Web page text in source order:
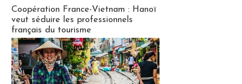
Coopération France-Vietnam : Hanoï
veut séduire les professionnels
français du tourisme